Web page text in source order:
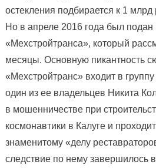
остекления подбирается к 1 млрд
Но в апреле 2016 года был подан
«Мехстройтранса», который
месяцы. Основную пикантность
«Мехстройтранс» входит в
один из ее владельцев Никита
в мошенничестве при
космонавтики в Калуге и
знаменитому «делу
следствие по нему завершилось